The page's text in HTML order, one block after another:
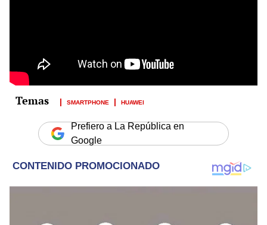
SMARTPHONE HUAWEI
Prefiero a La República en
Google